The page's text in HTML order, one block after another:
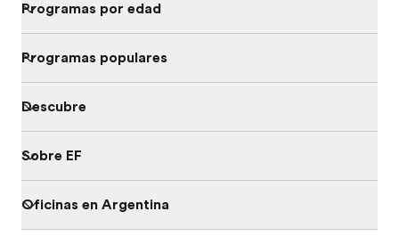
Programas por edad
Programas populares
Descubre
Sobre EF
Oficinas en Argentina